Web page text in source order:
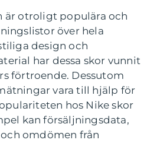
är otroligt populära och
över hela
design och
har dessa skor vunnit
förtroende. Dessutom
vara till hjälp för
hos Nike skor
kan försäljningsdata,
omdömen från